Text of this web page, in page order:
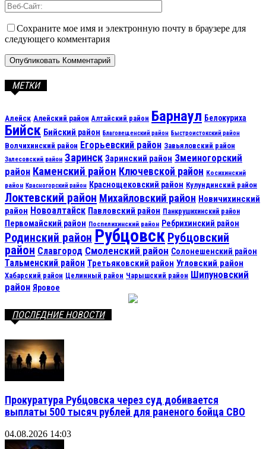
Сохраните мое имя и электронную почту в браузере для
следующего комментария
МЕТКИ
Алейск Алейский район Алтайский район Барнаул Белокуриха
Бийск Бийский район Благовещенский район Быстроистокский район
Волчихинский район Егорьевский район Завьяловский район
Залесовский район Заринск Заринский район Змеиногорский
район Каменский район Ключевской район Косихинский
район Красногорский район Краснощековский район Кулундинский район
Локтевский район Михайловский район Новичихинский
район Новоалтайск Павловский район Панкрушихинский район
Первомайский район Поспелихинский район Ребрихинский район
Родинский район Рубцовск Рубцовский
район Славгород Смоленский район Солонешенский район
Тальменский район Третьяковский район Угловский район
Хабарский район Целинный район Чарышский район Шипуновский
район Яровое
ПОСЛЕДНИЕ НОВОСТИ
Прокуратура Рубцовска через суд добивается
выплаты 500 тысяч рублей для раненого бойца СВО
04.08.2026 14:03